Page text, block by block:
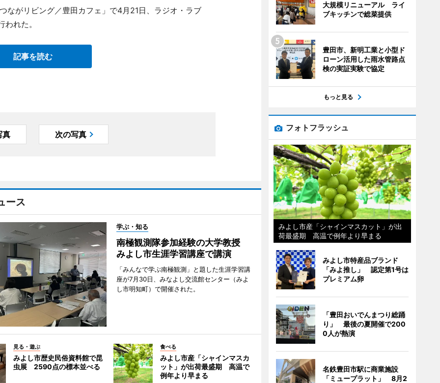
ながリビング／豊田カフェ」で4月21日、ラジオ・ラブ
れた。
記事を読む
真 次の写真
ース
学ぶ・知る
南極観測隊参加経験の大学教授
みよし市生涯学習講座で講演
「みんなで学ぶ南極観測」と題した生涯学習講
座が7月30日、みなよし交流館センター（みよ
し市明知町）で開催された。
見る・遊ぶ
みよし市歴史民俗資料館で昆
虫展 2590点の標本並べる
食べる
みよし市産「シャインマスカ
ット」が出荷最盛期 高温で
例年より早まる
大規模リニューアル ライ
ブキッチンで総菜提供
豊田市、新明工業と小型ド
ローン活用した雨水管路点
検の実証実験で協定
もっと見る
フォトフラッシュ
みよし市産「シャインマスカット」が出
荷最盛期 高温で例年より早まる
みよし市特産品ブランド
「みよ推し」 認定第1号は
プレミアム卵
「豊田おいでんまつり総踊
り」 最後の夏開催で200
0人が熱演
名鉄豊田市駅に商業施設
「ミュープラット」 8月2